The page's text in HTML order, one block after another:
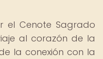
el Cenote Sagrado
al corazón de la
la conexión con la